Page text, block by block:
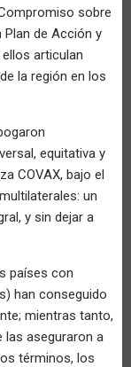
sobre
Plan de Acción y
articulan
la región en los
equitativa y
COVAX, bajo el
un
y sin dejar a
países con
han conseguido
mientras tanto,
aseguraron a
términos, los